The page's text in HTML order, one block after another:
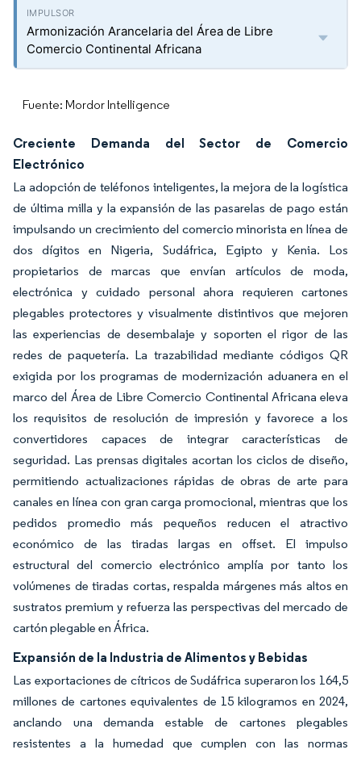
Armonización Arancelaria del Área de Libre
Comercio Continental Africana
Fuente: Mordor Intelligence
Creciente Demanda del Sector de Comercio
Electrónico
La adopción de teléfonos inteligentes, la mejora de la logística
de última milla y la expansión de las pasarelas de pago están
impulsando un crecimiento del comercio minorista en línea de
dos dígitos en Nigeria, Sudáfrica, Egipto y Kenia. Los
propietarios de marcas que envían artículos de moda,
electrónica y cuidado personal ahora requieren cartones
plegables protectores y visualmente distintivos que mejoren
las experiencias de desembalaje y soporten el rigor de las
redes de paquetería. La trazabilidad mediante códigos QR
exigida por los programas de modernización aduanera en el
marco del Área de Libre Comercio Continental Africana eleva
los requisitos de resolución de impresión y favorece a los
convertidores capaces de integrar características de
seguridad. Las prensas digitales acortan los ciclos de diseño,
permitiendo actualizaciones rápidas de obras de arte para
canales en línea con gran carga promocional, mientras que los
pedidos promedio más pequeños reducen el atractivo
económico de las tiradas largas en offset. El impulso
estructural del comercio electrónico amplía por tanto los
volúmenes de tiradas cortas, respalda márgenes más altos en
sustratos premium y refuerza las perspectivas del mercado de
cartón plegable en África.
Expansión de la Industria de Alimentos y Bebidas
Las exportaciones de cítricos de Sudáfrica superaron los 164,5
millones de cartones equivalentes de 15 kilogramos en 2024,
anclando una demanda estable de cartones plegables
resistentes a la humedad que cumplen con las normas